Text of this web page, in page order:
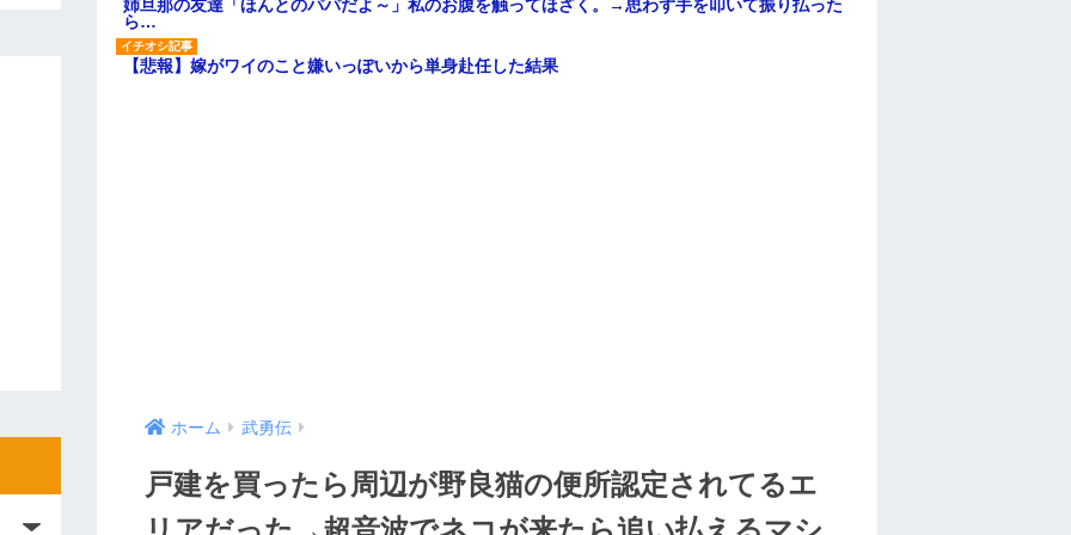
姉旦那の友達「ほんとのパパだよ～」私のお腹を触ってほざく。→思わず手を叩いて振り払った
ら…
【悲報】嫁がワイのこと嫌いっぽいから単身赴任した結果
ホーム 武勇伝
戸建を買ったら周辺が野良猫の便所認定されてるエ